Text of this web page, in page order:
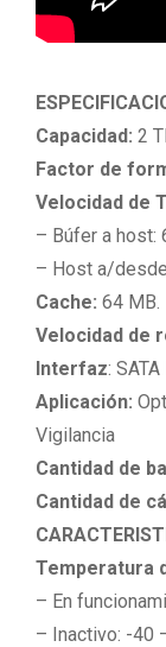
Capacidad: 2
Factor de
Velocidad de
– Búfer a host:
– Host a/
Cache: 64 MB.
Velocidad de
Interfaz:
Aplicación:
Vigilancia
Cantidad de
Cantidad de
Temperatura
– En
– Inactivo: -40